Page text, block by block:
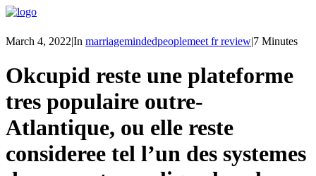
March 4, 2022|In marriagemindedpeoplemeet fr review|7 Minutes
Okcupid reste une plateforme
tres populaire outre-
Atlantique, ou elle reste
consideree tel l’un des systemes